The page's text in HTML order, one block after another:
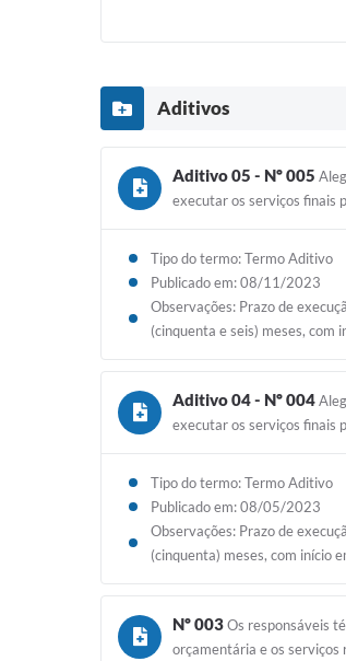
Aditivos
Aditivo 05 - Nº 005
executar os serviços finais
Tipo do termo: Termo Aditivo
Publicado em: 08/11/2023
Observações: Prazo de
(cinquenta e seis) meses,
Aditivo 04 - Nº 004
executar os serviços finais
Tipo do termo: Termo Aditivo
Publicado em: 08/05/2023
Observações: Prazo de
(cinquenta) meses, com
Nº 003Os responsáveis
orçamentária e os serviços